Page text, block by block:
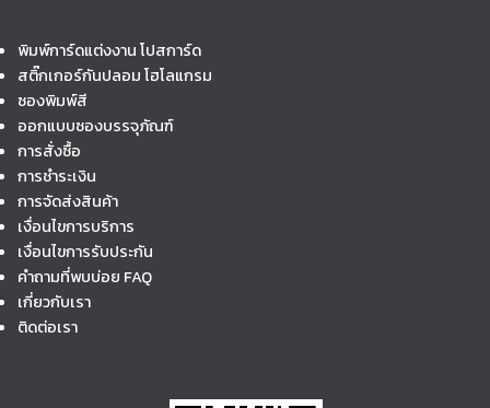
พิมพ์การ์ดแต่งงาน โปสการ์ด
สติ๊กเกอร์กันปลอม โฮโลแกรม
ซองพิมพ์สี
ออกแบบซองบรรจุภัณฑ์
การสั่งซื้อ
การชำระเงิน
การจัดส่งสินค้า
เงื่อนไขการบริการ
เงื่อนไขการรับประกัน
คำถามที่พบบ่อย FAQ
เกี่ยวกับเรา
ติดต่อเรา